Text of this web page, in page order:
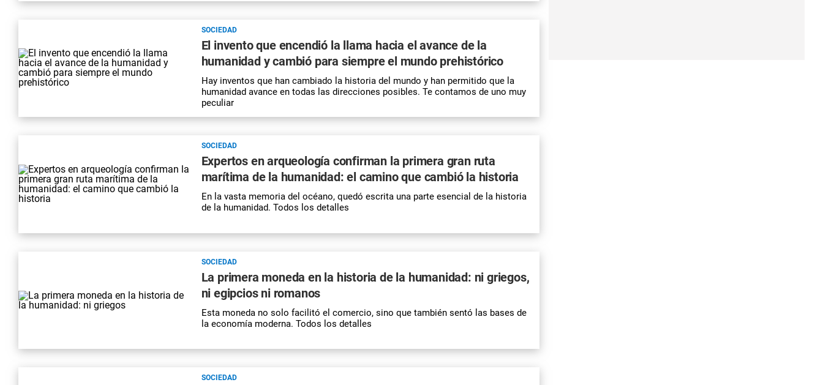
SOCIEDAD
El invento que encendió la llama hacia el avance de la
humanidad y cambió para siempre el mundo prehistórico
Hay inventos que han cambiado la historia del mundo y han permitido que la
humanidad avance en todas las direcciones posibles. Te contamos de uno muy
peculiar
SOCIEDAD
Expertos en arqueología confirman la primera gran ruta
marítima de la humanidad: el camino que cambió la historia
En la vasta memoria del océano, quedó escrita una parte esencial de la historia
de la humanidad. Todos los detalles
SOCIEDAD
La primera moneda en la historia de la humanidad: ni griegos,
ni egipcios ni romanos
Esta moneda no solo facilitó el comercio, sino que también sentó las bases de
la economía moderna. Todos los detalles
SOCIEDAD